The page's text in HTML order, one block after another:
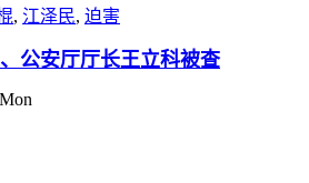
, 江泽民, 迫害
公安厅厅长王立科被查